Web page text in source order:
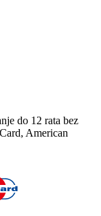
do 12 rata bez
American